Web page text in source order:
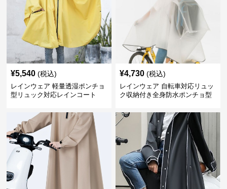
¥5,540 (税込)
レインウェア 軽量透湿ポンチョ
型リュック対応レインコート
¥4,730 (税込)
レインウェア 自転車対応リュッ
ク収納付き全身防水ポンチョ型